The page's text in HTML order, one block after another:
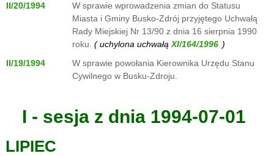
II/20/1994
W sprawie wprowadzenia zmian do Statusu
Miasta i Gminy Busko-Zdrój przyjętego Uchwałą
Rady Miejskiej Nr 13/90 z dnia 16 sierpnia 1990
roku. ( uchylona uchwałą
)
II/19/1994
W sprawie powołania Kierownika Urzędu Stanu
Cywilnego w Busku-Zdroju.
I - sesja z dnia 1994-07-01
LIPIEC